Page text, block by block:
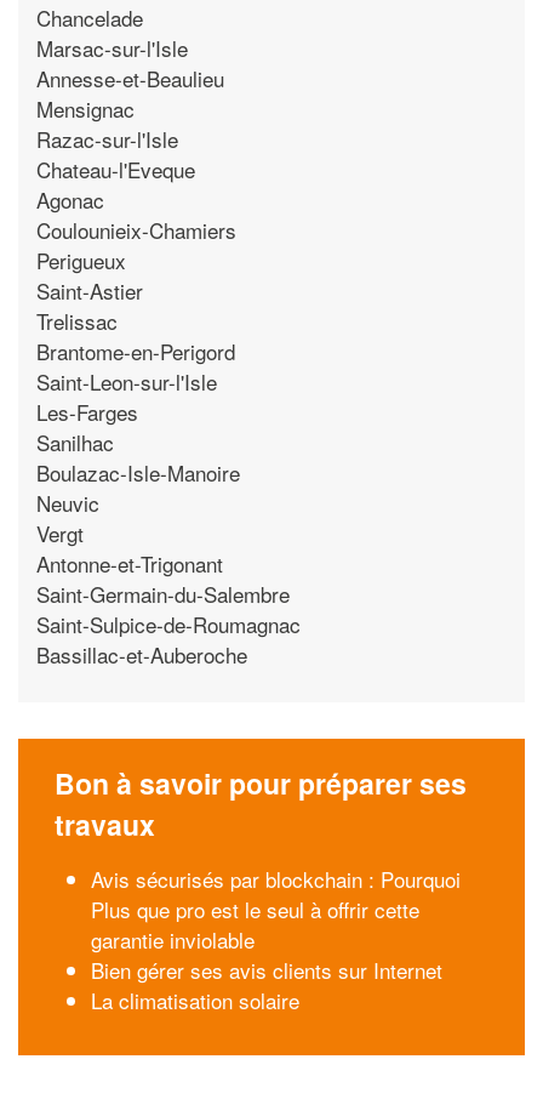
Chancelade
Marsac-sur-l'Isle
Annesse-et-Beaulieu
Mensignac
Razac-sur-l'Isle
Chateau-l'Eveque
Agonac
Coulounieix-Chamiers
Perigueux
Saint-Astier
Trelissac
Brantome-en-Perigord
Saint-Leon-sur-l'Isle
Les-Farges
Sanilhac
Boulazac-Isle-Manoire
Neuvic
Vergt
Antonne-et-Trigonant
Saint-Germain-du-Salembre
Saint-Sulpice-de-Roumagnac
Bassillac-et-Auberoche
Bon à savoir pour préparer ses
travaux
Avis sécurisés par blockchain : Pourquoi
Plus que pro est le seul à offrir cette
garantie inviolable
Bien gérer ses avis clients sur Internet
La climatisation solaire